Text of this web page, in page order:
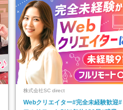
株式会社SC direct
Webクリエイター#完全未経験歓迎#